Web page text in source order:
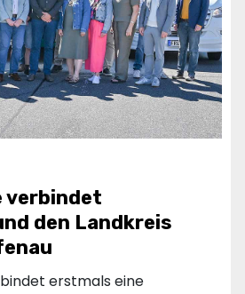
verbindet
den Landkreis
erstmals eine